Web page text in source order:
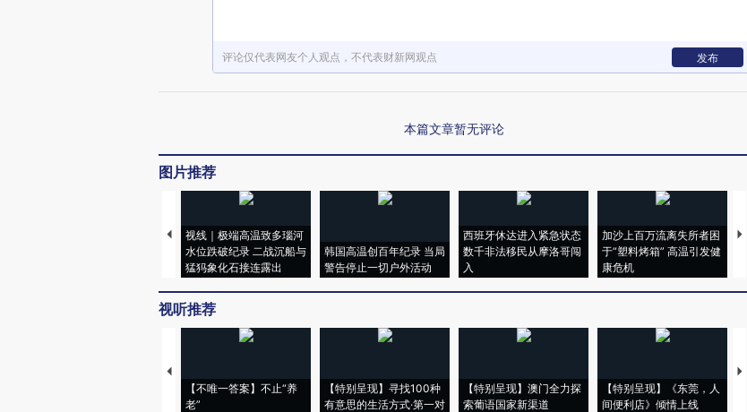
评论仅代表网友个人观点，不代表财新网观点 发布
本篇文章暂无评论
图片推荐
视线｜极端高温致多瑙河
水位跌破纪录 二战沉船与
猛犸象化石接连露出
韩国高温创百年纪录 当局
警告停止一切户外活动
西班牙休达进入紧急状态
数千非法移民从摩洛哥闯
入
加沙上百万流离失所者困
于“塑料烤箱” 高温引发健
康危机
视听推荐
【不唯一答案】不止“养
老”
【特别呈现】寻找100种
有意思的生活方式·第一对
【特别呈现】澳门全力探
索葡语国家新渠道
【特别呈现】《东莞，人
间便利店》倾情上线